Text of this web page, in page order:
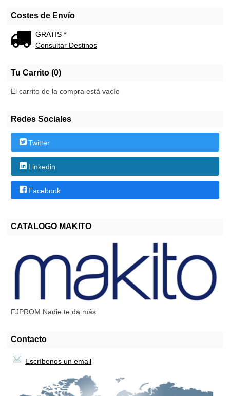
Costes de Envío
GRATIS *
Consultar Destinos
Tu Carrito (0)
El carrito de la compra está vacío
Redes Sociales
Twitter
Linkedin
Facebook
CATALOGO MAKITO
FJPROM Nadie te da más
Contacto
Escríbenos un email